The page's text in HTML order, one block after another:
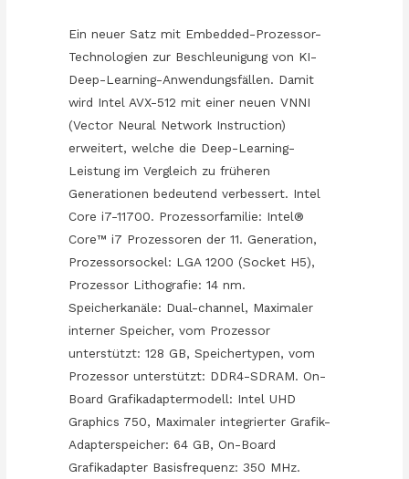
Ein neuer Satz mit Embedded-Prozessor-
Technologien zur Beschleunigung von KI-
Deep-Learning-Anwendungsfällen. Damit
wird Intel AVX-512 mit einer neuen VNNI
(Vector Neural Network Instruction)
erweitert, welche die Deep-Learning-
Leistung im Vergleich zu früheren
Generationen bedeutend verbessert. Intel
Core i7-11700. Prozessorfamilie: Intel®
Core™ i7 Prozessoren der 11. Generation,
Prozessorsockel: LGA 1200 (Socket H5),
Prozessor Lithografie: 14 nm.
Speicherkanäle: Dual-channel, Maximaler
interner Speicher, vom Prozessor
unterstützt: 128 GB, Speichertypen, vom
Prozessor unterstützt: DDR4-SDRAM. On-
Board Grafikadaptermodell: Intel UHD
Graphics 750, Maximaler integrierter Grafik-
Adapterspeicher: 64 GB, On-Board
Grafikadapter Basisfrequenz: 350 MHz.